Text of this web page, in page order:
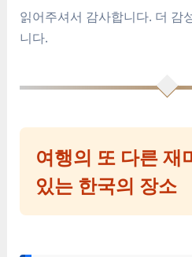
읽어주셔서 감사합니다. 더 감
니다.
여행의 또 다른 재
있는 한국의 장소